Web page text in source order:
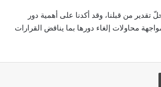
تقدير من قبلنا، وقد أكدنا على أهمية دور
محاولات إلغاء دورها بما يناقض القرارات